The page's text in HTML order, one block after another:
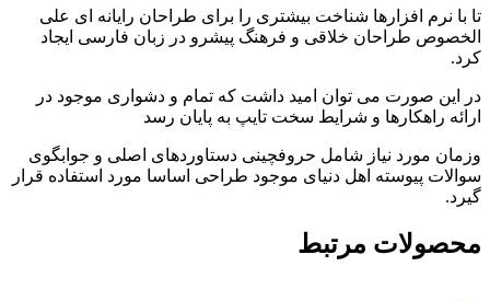
تا با نرم افزارها شناخت بیشتری را برای طراحان رایانه ای علی
الخصوص طراحان خلاقی و فرهنگ پیشرو در زبان فارسی ایجاد
کرد.
در این صورت می توان امید داشت که تمام و دشواری موجود در
ارائه راهکارها و شرایط سخت تایپ به پایان رسد
وزمان مورد نیاز شامل حروفچینی دستاوردهای اصلی و جوابگوی
سوالات پیوسته اهل دنیای موجود طراحی اساسا مورد استفاده قرار
گیرد.
محصولات مرتبط